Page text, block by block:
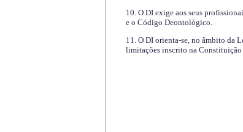
10. O DI exige aos seus
e o Código Deontológico.
11. O DI orienta-se, no âmbito da
limitações inscrito na Constituição